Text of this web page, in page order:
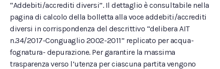
“Addebiti/accrediti diversi”. Il dettaglio è consultabile nella
pagina di calcolo della bolletta alla voce addebiti/accrediti
diversi in corrispondenza del descrittivo “delibera AIT
n.34/2017-Conguaglio 2002-2011” replicato per acqua-
fognatura- depurazione. Per garantire la massima
trasparenza verso l’utenza per ciascuna partita vengono